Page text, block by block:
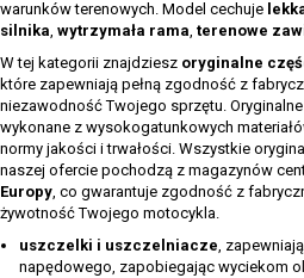
warunków terenowych. Model cechuje
silnika, wytrzymała rama, terenowe
W tej kategorii znajdziesz oryginalne
które zapewniają pełną zgodność z
niezawodność Twojego sprzętu.
wykonane z wysokogatunkowych
normy jakości i trwałości. Wszystkie
naszej ofercie pochodzą z magazynów
Europy, co gwarantuje zgodność z
żywotność Twojego motocykla.
uszczelki i uszczelniacze,
napędowego, zapobiegając wyciekom